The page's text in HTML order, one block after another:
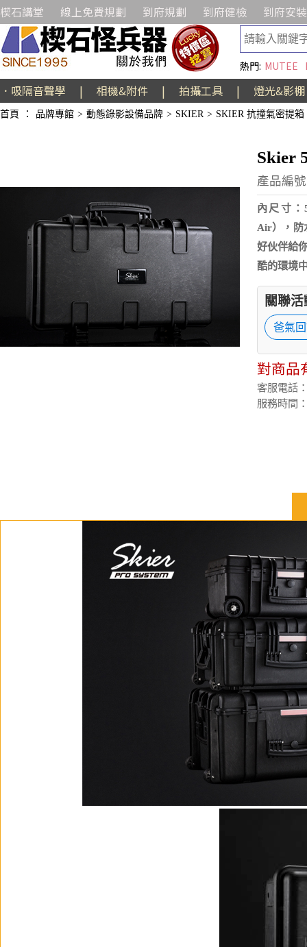
楔石講堂 線上免費規劃 到府規劃 到府健檢 到府安裝
熱門: MUTEE
．吸隔音聲學 | 相機&附件 | 拍攝工具 | 燈光&影棚
首頁 ： 品牌專館 > 動態錄影設備品牌 > SKIER > SKIER 抗撞氣密提箱
Skier
產品編
內尺寸：
Air），防
好伙伴給
酷的環境
關聯
爸氣
對商品
客服電話
服務時間